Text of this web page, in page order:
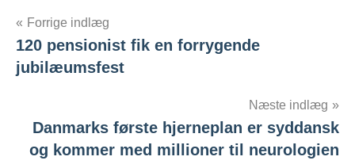
Indlægsnavigation
Forrige indlæg
120 pensionist fik en forrygende
jubilæumsfest
Næste indlæg
Danmarks første hjerneplan er syddansk
og kommer med millioner til neurologien